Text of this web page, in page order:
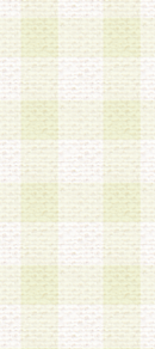
三者の利用に
無、その他原
登録情報
会員の登録情
会員個人を識
」に基づき
人情報を以下
これら事項以
の同意を得た